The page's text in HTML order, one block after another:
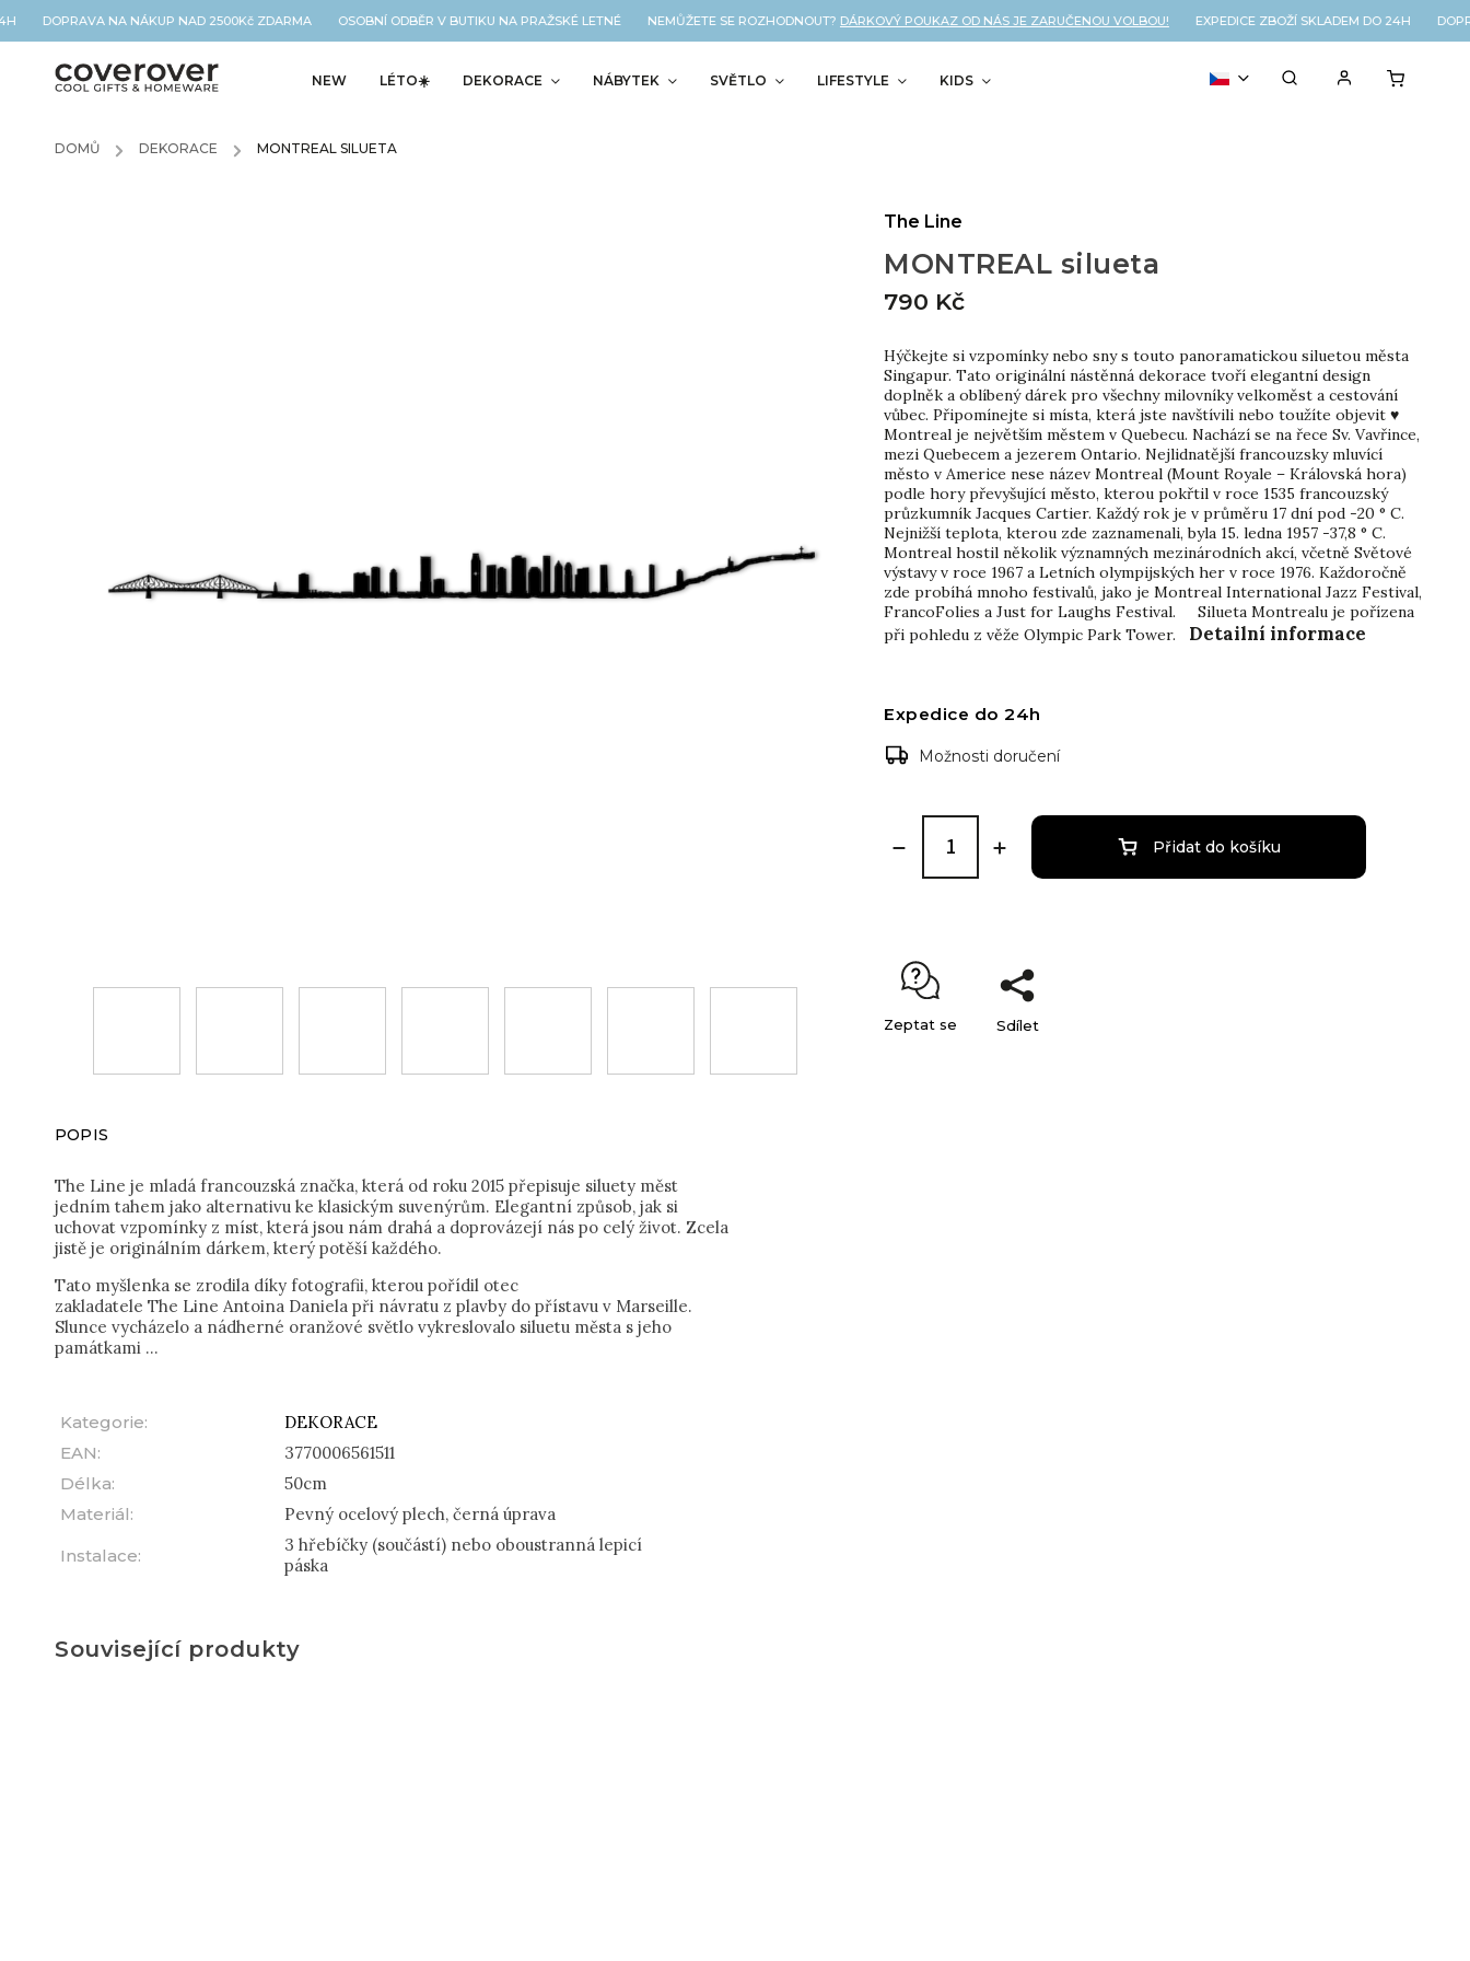
DOPRAVA NA NÁKUP NAD 2500Kč ZDARMA OSOBNÍ ODBĚR V BUTIKU NA PRAŽSKÉ LETNÉ NEMŮŽETE SE ROZHODNOUT?DÁRKOVÝ POUKAZ OD NÁS JE ZARUČENOU VOLBOU! EXPEDICE ZBOŽÍ SKLADEM DO 24H
NEW LÉTO☀️ DEKORACE NÁBYTEK SVĚTLO LIFESTYLE KIDS
DOMŮ / DEKORACE / MONTREAL SILUETA
MONTREAL silueta
790 Kč
Hýčkejte si vzpomínky nebo sny s touto panoramatickou siluetou města
Singapur. Tato originální nástěnná dekorace tvoří elegantní design
doplněk a oblíbený dárek pro všechny milovníky velkoměst a cestování
vůbec. Připomínejte si místa, která jste navštívili nebo toužíte objevit ♥
Montreal je největším městem v Quebecu. Nachází se na řece Sv. Vavřince,
mezi Quebecem a jezerem Ontario. Nejlidnatější francouzsky mluvící
město v Americe nese název Montreal (Mount Royale – Královská hora)
podle hory převyšující město, kterou pokřtil v roce 1535 francouzský
průzkumník Jacques Cartier. Každý rok je v průměru 17 dní pod -20 ° C.
Nejnižší teplota, kterou zde zaznamenali, byla 15. ledna 1957 -37,8 ° C.
Montreal hostil několik významných mezinárodních akcí, včetně Světové
výstavy v roce 1967 a Letních olympijských her v roce 1976. Každoročně
zde probíhá mnoho festivalů, jako je Montreal International Jazz Festival,
FrancoFolies a Just for Laughs Festival. Silueta Montrealu je pořízena
při pohledu z věže Olympic Park Tower. Detailní informace
The Line
Expedice do 24h
Možnosti doručení
Přidat do košíku
Zeptat se Sdílet
POPIS
The Line je mladá francouzská značka, která od roku 2015 přepisuje siluety měst
jedním tahem jako alternativu ke klasickým suvenýrům. Elegantní způsob, jak si
uchovat vzpomínky z míst, která jsou nám drahá a doprovázejí nás po celý život. Zcela
jistě je originálním dárkem, který potěší každého.
Tato myšlenka se zrodila díky fotografii, kterou pořídil otec
zakladatele The Line Antoina Daniela při návratu z plavby do přístavu v Marseille.
Slunce vycházelo a nádherné oranžové světlo vykreslovalo siluetu města s jeho
památkami ...
Kategorie:
DEKORACE
EAN:
3770006561511
Délka:
50cm
Materiál:
Pevný ocelový plech, černá úprava
Instalace:
3 hřebíčky (součástí) nebo oboustranná lepicí
páska
Související produkty